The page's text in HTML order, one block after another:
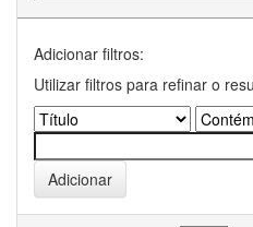
Adicionar filtros:
Utilizar filtros para refinar o